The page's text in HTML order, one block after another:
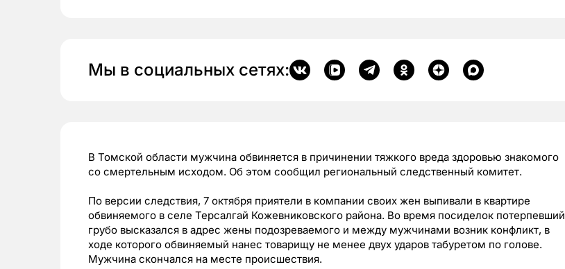
Мы в социальных сетях:
В Томской области мужчина обвиняется в причинении тяжкого вреда здоровью знакомого
со смертельным исходом. Об этом сообщил региональный следственный комитет.
По версии следствия, 7 октября приятели в компании своих жен выпивали в квартире
обвиняемого в селе Терсалгай Кожевниковского района. Во время посиделок потерпевший
грубо высказался в адрес жены подозреваемого и между мужчинами возник конфликт, в
ходе которого обвиняемый нанес товарищу не менее двух ударов табуретом по голове.
Мужчина скончался на месте происшествия.